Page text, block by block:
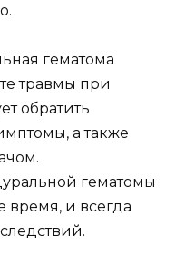
гематома
травмы при
обратить
а также
гематомы
время, и всегда